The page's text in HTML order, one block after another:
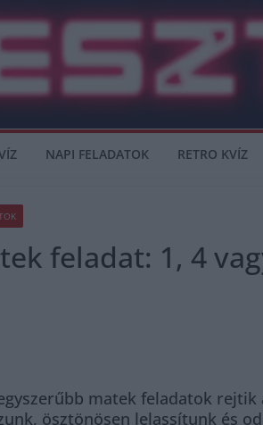
NAPI FELADATOK RETRO KVÍZ
feladat: 1, 4
matek feladatok
ösztönösen lelassítunk és